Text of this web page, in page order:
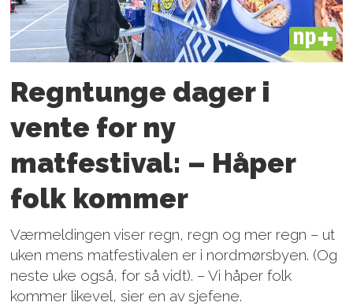
PLUS
Regntunge dager i
vente for ny
matfestival: – Håper
folk kommer
Værmeldingen viser regn, regn og mer regn – ut
uken mens matfestivalen er i nordmørsbyen. (Og
neste uke også, for så vidt). – Vi håper folk
kommer likevel, sier en av sjefene.